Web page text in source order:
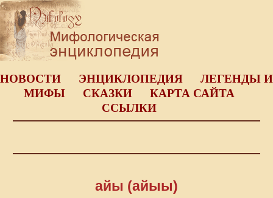
НОВОСТИ ЭНЦИКЛОПЕДИЯ
ЛЕГЕНДЫ И
МИФЫ
СКАЗКИ
КАРТА САЙТА
ССЫЛКИ
айы (айыы)